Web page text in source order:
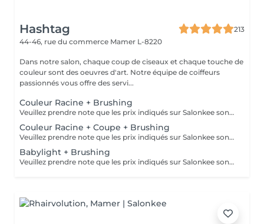
Hashtag
213
44-46, rue du commerce Mamer L-8220
Dans notre salon, chaque coup de ciseaux et chaque touche de
couleur sont des oeuvres d'art. Notre équipe de coiffeurs
passionnés vous offre des servi...
Couleur Racine + Brushing
Veuillez prendre note que les prix indiqués sur Salonkee sont communiqués à titre informatif et s'entendent de base. Ces derniers sont susceptibles de varier selon le diagnostic réalisé à votre arrivée au salon et l'expertise du professionnel à qui vous confiez votre beauté. Dans tous les cas, un devis précis vous sera proposé et toutes réalisations de prestations seront effectuées avec votre accord. Un grand merci d'avance pour votre compréhension. Au plaisir de vous recevoir très vite.
Couleur Racine + Coupe + Brushing
Veuillez prendre note que les prix indiqués sur Salonkee sont communiqués à titre informatif et s'entendent de base. Ces derniers sont susceptibles de varier selon le diagnostic réalisé à votre arrivée au salon et l'expertise du professionnel à qui vous confiez votre beauté. Dans tous les cas, un devis précis vous sera proposé et toutes réalisations de prestations seront effectuées avec votre accord. Un grand merci d'avance pour votre compréhension. Au plaisir de vous recevoir très vite.
Babylight + Brushing
Veuillez prendre note que les prix indiqués sur Salonkee sont communiqués à titre informatif et s'entendent de base. Ces derniers sont susceptibles de varier selon le diagnostic réalisé à votre arrivée au salon et l'expertise du professionnel à qui vous confiez votre beauté. Dans tous les cas, un devis précis vous sera proposé et toutes réalisations de prestations seront effectuées avec votre accord. Un grand merci d'avance pour votre compréhension. Au plaisir de vous recevoir très vite.